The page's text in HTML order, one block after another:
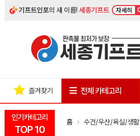
기프트인포의 새 이름!세종기프트 자세히
인기카테고리
TOP 10
즐겨찾기 전체 카테고리
홈 수건/우산/욕실/생활